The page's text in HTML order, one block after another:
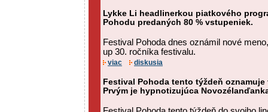
Lykke Li headlinerkou piatkového
Pohodu predaných 80 % vstupeniek.
Festival Pohoda dnes oznámil nové
up 30. ročníka festivalu.
viac diskusia
Festival Pohoda tento týždeň oznamuje
Prvým je hypnotizujúca